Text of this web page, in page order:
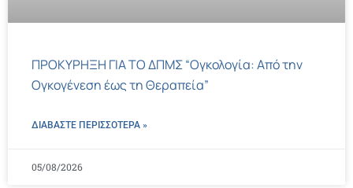
ΠΡΟΚΥΡΗΞΗ ΓΙΑ ΤΟ ΔΠΜΣ “Ογκολογία: Από την
Ογκογένεση έως τη Θεραπεία”
ΔΙΑΒΑΣΤΕ ΠΕΡΙΣΣΌΤΕΡΑ »
05/08/2026